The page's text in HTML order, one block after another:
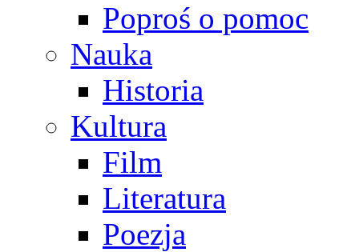
Poproś o pomoc
Nauka
Historia
Kultura
Film
Literatura
Poezja